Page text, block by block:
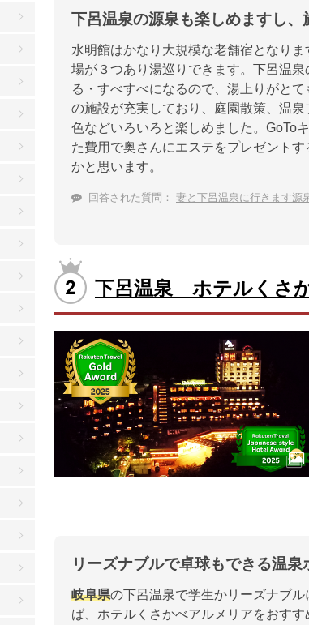
下呂温泉の源泉も楽しめますし、
水明館はかなり大規模な老舗宿となり
場が３つあり湯巡りできます。下呂温
る・すべすべになるので、湯上りがと
の施設が充実しており、庭園散策、温
色などいろいろと楽しめました。GoTo
た費用で奥さんにエステをプレゼント
かと思います。
回答された質問： 妻と下呂温泉に行きます源泉
下呂温泉 ホテルくさ
リーズナブルで卓球もできる温泉
岐阜県の下呂温泉で学生かリーズナブ
ば、ホテルくさかべアルメリアをおす